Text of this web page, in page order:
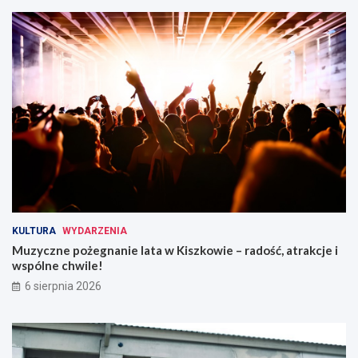
a
!
ó
w
o
g
r
z
e
w
a
KULTURA WYDARZENIA
Muzyczne pożegnanie lata w Kiszkowie – radość, atrakcje i
wspólne chwile!
6 sierpnia 2026